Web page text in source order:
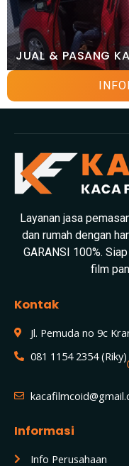
JUAL & PASANG
Layanan jasa
dan rumah dengan
GARANSI 100%.
film
Kontak
Jl. Pemuda no 9c
081 1154 2354 (Riky)
Informasi
Info Perusahaan